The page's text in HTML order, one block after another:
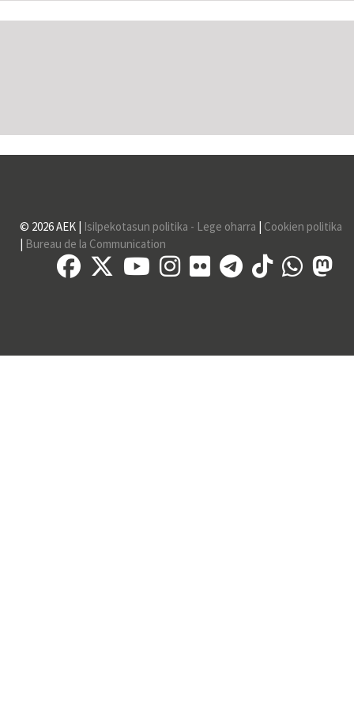
© 2026 AEK | Isilpekotasun politika - Lege oharra | Cookien politika
| Bureau de la Communication